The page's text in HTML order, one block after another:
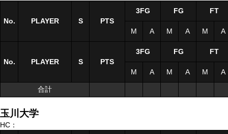
No. PLAYER S
No. PLAYER S
合計
No. PLAYER S PTS
3FG FG FT
M A M A M A
No. PLAYER S PTS
3FG FG FT
M A M A M A
合計
玉川大学
HC：